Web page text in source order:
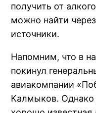
получить от
можно найти
источники.
Напомним, что в
покинул
авиакомпании
Калмыков.